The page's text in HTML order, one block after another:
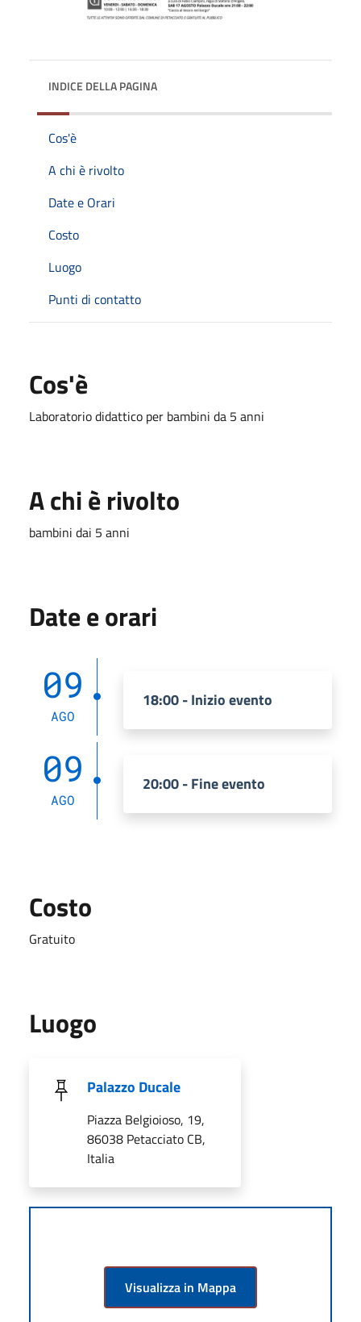
INDICE DELLA PAGINA
Cos'è
A chi è rivolto
Date e Orari
Costo
Luogo
Punti di contatto
Cos'è
Laboratorio didattico per bambini da 5 anni
A chi è rivolto
bambini dai 5 anni
Date e orari
09
AGO
18:00 - Inizio evento
09
AGO
20:00 - Fine evento
Costo
Gratuito
Luogo
Palazzo Ducale
Piazza Belgioioso, 19,
86038 Petacciato CB,
Italia
Visualizza in Mappa